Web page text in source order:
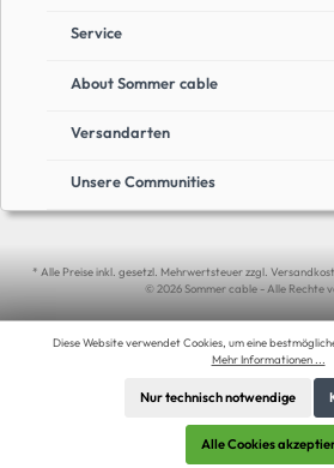
Service
About Sommer cable
Versandarten
Unsere Communities
* Alle Preise inkl. gesetzl. Mehrwertsteuer zzgl.
© 2026 Sommer cable - Alle Rechte
Diese Website verwendet Cookies, um eine
Mehr Informationen ...
Nur technisch notwendige
Alle Cookies